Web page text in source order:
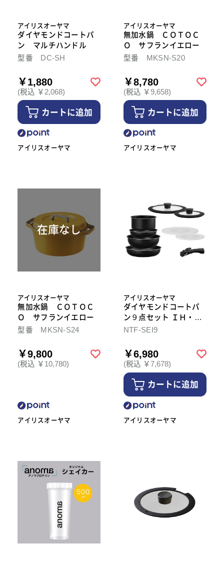
アイリスオーヤマ
ダイヤモンドコートパ
ン マルチハンドル
型番 DC-SH
￥1,880
(税込 ￥2,068)
カートに追加
アイリスオーヤマ
アイリスオーヤマ
無加水鍋 ＣＯＴＯＣ
Ｏ サフランイエロー
型番 MKSN-S20
￥8,780
(税込 ￥9,658)
カートに追加
アイリスオーヤマ
在庫なし
アイリスオーヤマ
無加水鍋 ＣＯＴＯＣ
Ｏ サフランイエロー
型番 MKSN-S24
￥9,800
(税込 ￥10,780)
アイリスオーヤマ
アイリスオーヤマ
ダイヤモンドコートパ
ン９点セット ＩＨ・ガ
ス火対応
NTF-SEI9
￥6,980
(税込 ￥7,678)
カートに追加
アイリスオーヤマ